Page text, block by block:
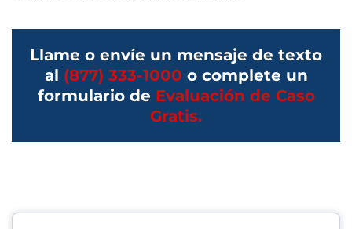
Llame o envíe un mensaje de texto
al (877) 333-1000 o complete un
formulario de Evaluación de Caso
Gratis.